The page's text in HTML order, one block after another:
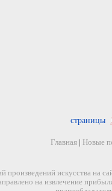
страницы
Главная Новые
произведений искусства на
на извлечение